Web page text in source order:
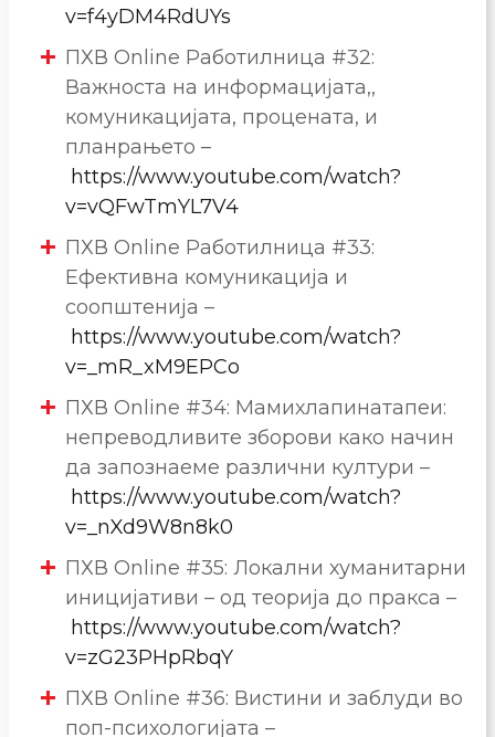
v=f4yDM4RdUYs
ПХВ Online Работилница #32:
Важноста на информацијата,,
комуникацијата, процената, и
планрањето –
https://www.youtube.com/watch?
v=vQFwTmYL7V4
ПХВ Online Работилница #33:
Ефективна комуникација и
соопштенија –
https://www.youtube.com/watch?
v=_mR_xM9EPCo
ПХВ Online #34: Мамихлапинатапеи:
непреводливите зборови како начин
да запознаеме различни култури –
https://www.youtube.com/watch?
v=_nXd9W8n8k0
ПХВ Online #35: Локални хуманитарни
иницијативи – од теорија до пракса –
https://www.youtube.com/watch?
v=zG23PHpRbqY
ПХВ Online #36: Вистини и заблуди во
поп-психологијата –